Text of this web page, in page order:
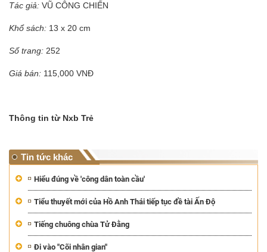
Tác giả: VŨ CÔNG CHIẾN
Khổ sách: 13 x 20 cm
Số trang: 252
Giá bán: 115,000 VNĐ
Thông tin từ Nxb Trẻ
Tin tức khác
Hiểu đúng về 'công dân toàn cầu'
Tiểu thuyết mới của Hồ Anh Thái tiếp tục đề tài Ấn Độ
Tiếng chuông chùa Tử Đằng
Đi vào "Cõi nhân gian"